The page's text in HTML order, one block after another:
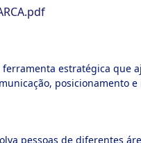
ferramenta estratégica que
posicionamento
pessoas de diferentes